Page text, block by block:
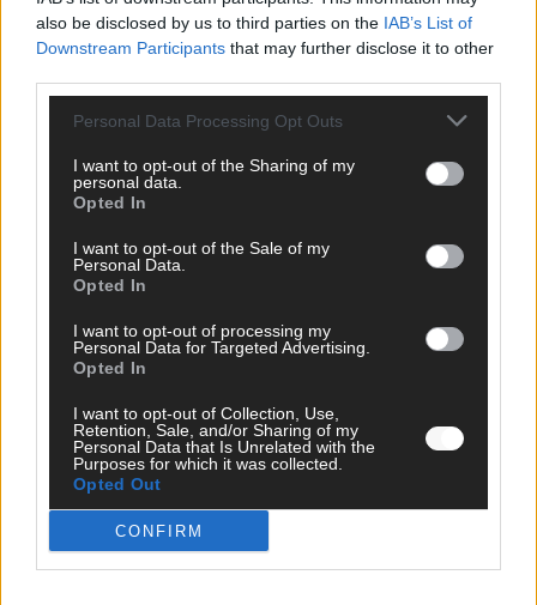
also be disclosed by us to third parties on the IAB’s List of
Downstream Participants that may further disclose it to other
Personal Data Processing Opt Outs
I want to opt-out of the Sharing of my
personal data.
Opted In
I want to opt-out of the Sale of my
Personal Data.
Opted In
I want to opt-out of processing my
Personal Data for Targeted Advertising.
Opted In
I want to opt-out of Collection, Use,
Retention, Sale, and/or Sharing of my
Personal Data that Is Unrelated with the
Purposes for which it was collected.
Opted Out
CONFIRM
Nachrichten